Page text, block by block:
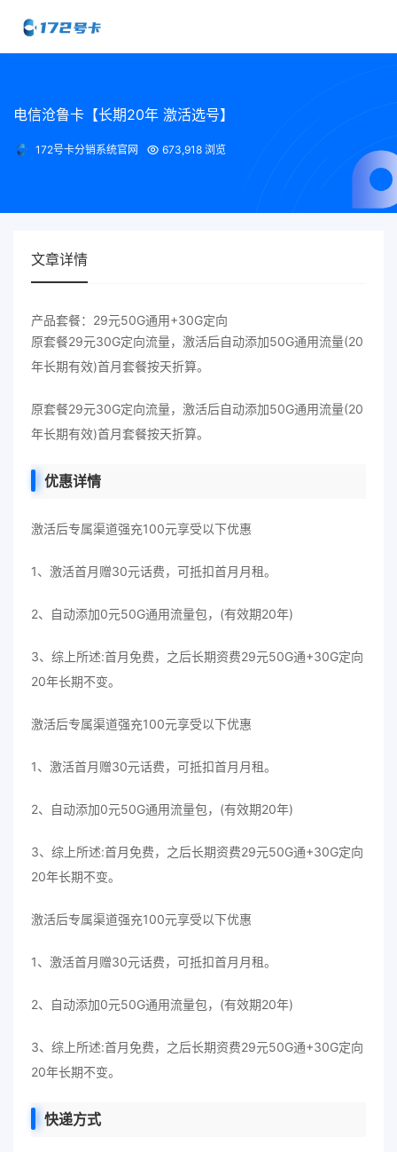
电信沧鲁卡【长期20年 激活选号】
172号卡分销系统官网 673,918 浏览
文章详情
产品套餐：29元50G通用+30G定向
原套餐29元30G定向流量，激活后自动添加50G通用流量(20
年长期有效)首月套餐按天折算。
原套餐29元30G定向流量，激活后自动添加50G通用流量(20
年长期有效)首月套餐按天折算。
优惠详情
激活后专属渠道强充100元享受以下优惠
1、激活首月赠30元话费，可抵扣首月月租。
2、自动添加0元50G通用流量包，(有效期20年)
3、综上所述:首月免费，之后长期资费29元50G通+30G定向
20年长期不变。
激活后专属渠道强充100元享受以下优惠
1、激活首月赠30元话费，可抵扣首月月租。
2、自动添加0元50G通用流量包，(有效期20年)
3、综上所述:首月免费，之后长期资费29元50G通+30G定向
20年长期不变。
激活后专属渠道强充100元享受以下优惠
1、激活首月赠30元话费，可抵扣首月月租。
2、自动添加0元50G通用流量包，(有效期20年)
3、综上所述:首月免费，之后长期资费29元50G通+30G定向
20年长期不变。
快递方式